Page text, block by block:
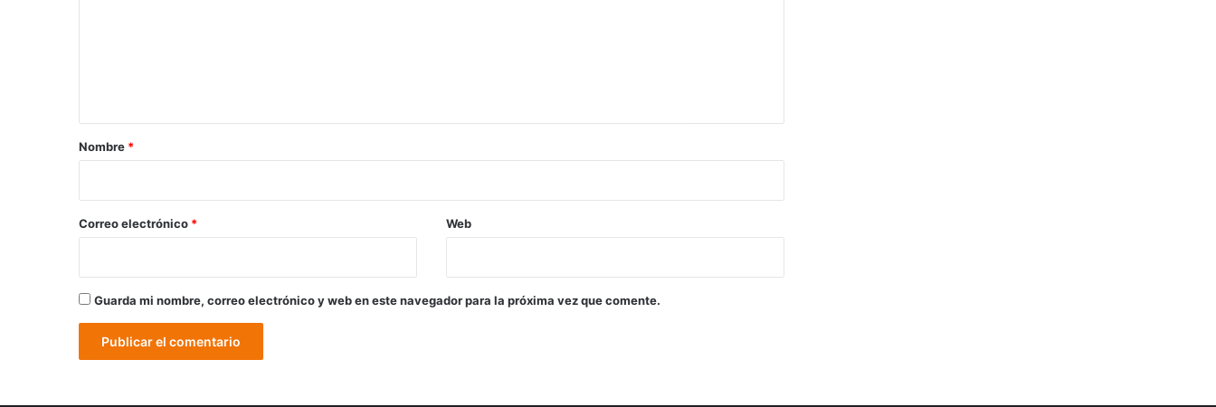
r
*
Nombre *
Correo electrónico * Web
Guarda mi nombre, correo electrónico y web en este navegador para la próxima vez que comente.